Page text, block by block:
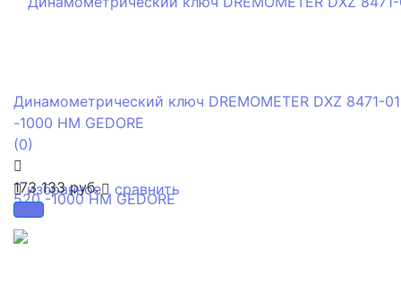
избранное сравнить
Динамометрический ключ DREMOMETER DXZ 8471-
-1000 НМ GEDORE
(0)
173 133 руб.